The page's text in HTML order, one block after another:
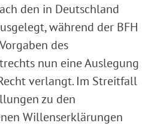
den in Deutschland
während der BFH
des
nun eine Auslegung
verlangt. Im Streitfall
zu den
Willenserklärungen